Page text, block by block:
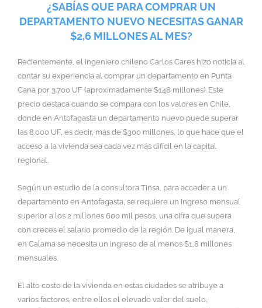
¿SABÍAS QUE PARA COMPRAR UN
DEPARTAMENTO NUEVO NECESITAS GANAR
$2,6 MILLONES AL MES?
Recientemente, el ingeniero chileno Carlos Cares hizo noticia al
contar su experiencia al comprar un departamento en Punta
Cana por 3.700 UF (aproximadamente $148 millones). Este
precio destaca cuando se compara con los valores en Chile,
donde en Antofagasta un departamento nuevo puede superar
las 8.000 UF, es decir, más de $300 millones, lo que hace que el
acceso a la vivienda sea cada vez más difícil en la capital
regional.
Según un estudio de la consultora Tinsa, para acceder a un
departamento en Antofagasta, se requiere un ingreso mensual
superior a los 2 millones 600 mil pesos, una cifra que supera
con creces el salario promedio de la región. De igual manera,
en Calama se necesita un ingreso de al menos $1,8 millones
mensuales.
El alto costo de la vivienda en estas ciudades se atribuye a
varios factores, entre ellos el elevado valor del suelo,